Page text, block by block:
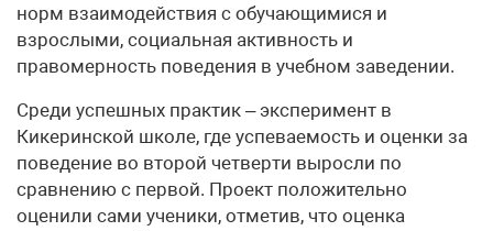
норм взаимодействия с обучающимися и
взрослыми, социальная активность и
правомерность поведения в учебном заведении.
Среди успешных практик – эксперимент в
Кикеринской школе, где успеваемость и оценки за
поведение во второй четверти выросли по
сравнению с первой. Проект положительно
оценили сами ученики, отметив, что оценка